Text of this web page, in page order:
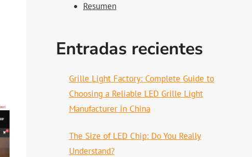
Resumen
Entradas recientes
Grille Light Factory: Complete Guide to
Choosing a Reliable LED Grille Light
Manufacturer in China
The Size of LED Chip: Do You Really
Understand?